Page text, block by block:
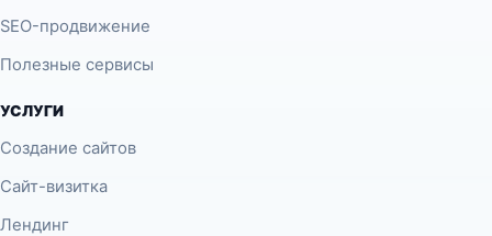
SEO-продвижение
Полезные сервисы
УСЛУГИ
Создание сайтов
Сайт-визитка
Лендинг